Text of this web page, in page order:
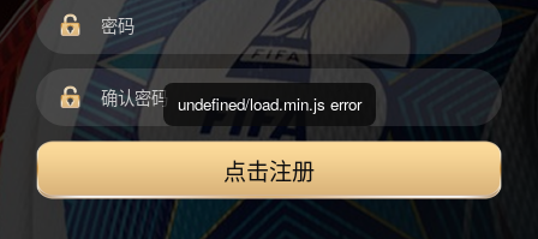
点击注册
undefined/load.min.js error